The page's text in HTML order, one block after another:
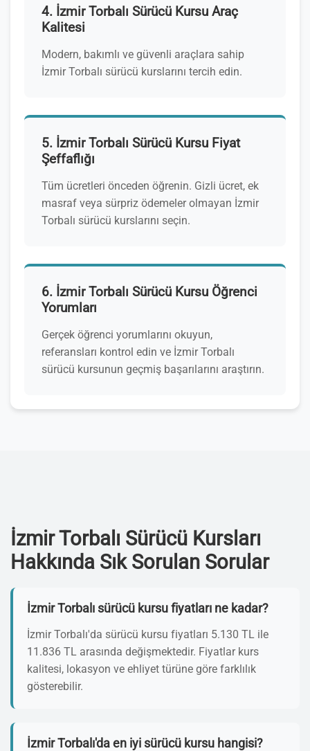
4. İzmir Torbalı Sürücü Kursu Araç
Kalitesi
Modern, bakımlı ve güvenli araçlara sahip
İzmir Torbalı sürücü kurslarını tercih edin.
5. İzmir Torbalı Sürücü Kursu Fiyat
Şeffaflığı
Tüm ücretleri önceden öğrenin. Gizli ücret, ek
masraf veya sürpriz ödemeler olmayan İzmir
Torbalı sürücü kurslarını seçin.
6. İzmir Torbalı Sürücü Kursu Öğrenci
Yorumları
Gerçek öğrenci yorumlarını okuyun,
referansları kontrol edin ve İzmir Torbalı
sürücü kursunun geçmiş başarılarını araştırın.
İzmir Torbalı Sürücü Kursları
Hakkında Sık Sorulan Sorular
İzmir Torbalı sürücü kursu fiyatları ne kadar?
İzmir Torbalı'da sürücü kursu fiyatları 5.130 TL ile
11.836 TL arasında değişmektedir. Fiyatlar kurs
kalitesi, lokasyon ve ehliyet türüne göre farklılık
gösterebilir.
İzmir Torbalı'da en iyi sürücü kursu hangisi?